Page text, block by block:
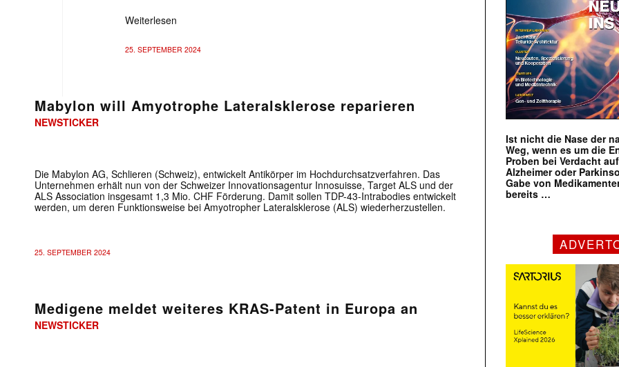
Weiterlesen
25. SEPTEMBER 2024
Mabylon will Amyotrophe Lateralsklerose reparieren
NEWSTICKER
Die Mabylon AG, Schlieren (Schweiz), entwickelt Antikörper im Hochdurchsatzverfahren. Das
Unternehmen erhält nun von der Schweizer Innovationsagentur Innosuisse, Target ALS und der
ALS Association insgesamt 1,3 Mio. CHF Förderung. Damit sollen TDP-43-Intrabodies entwickelt
werden, um deren Funktionsweise bei Amyotropher Lateralsklerose (ALS) wiederherzustellen.
25. SEPTEMBER 2024
Medigene meldet weiteres KRAS-Patent in Europa an
NEWSTICKER
Ist nicht die Nase der
Weg, wenn es um die
Proben bei Verdacht
Alzheimer oder
Gabe von
bereits …